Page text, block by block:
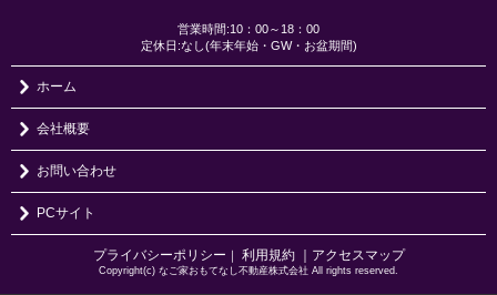
営業時間:10：00～18：00
定休日:なし(年末年始・GW・お盆期間)
ホーム
会社概要
お問い合わせ
PCサイト
プライバシーポリシー ｜ 利用規約 ｜アクセスマップ
Copyright(c) なご家おもてなし不動産株式会社 All rights reserved.